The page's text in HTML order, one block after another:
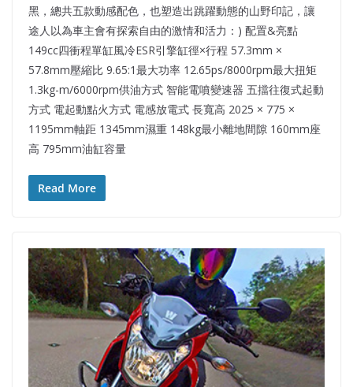
黑，總共五款動感配色，也塑造出跳躍動態的山野印記，讓
途人以為車主會有探索自由的激情和活力：) 配置&亮點
149cc四衝程單缸風冷ESR引擎缸徑×行程 57.3mm ×
57.8mm壓縮比 9.65:1最大功率 12.65ps/8000rpm最大扭矩
1.3kg-m/6000rpm供油方式 智能電噴變速器 五擋往復式起動
方式 電起動點火方式 電感放電式 長寬高 2025 × 775 ×
1195mm軸距 1345mm濕重 148kg最小離地間隙 160mm座
高 795mm油缸容量
Read More